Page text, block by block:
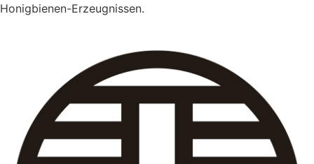
Honigbienen-Erzeugnissen.